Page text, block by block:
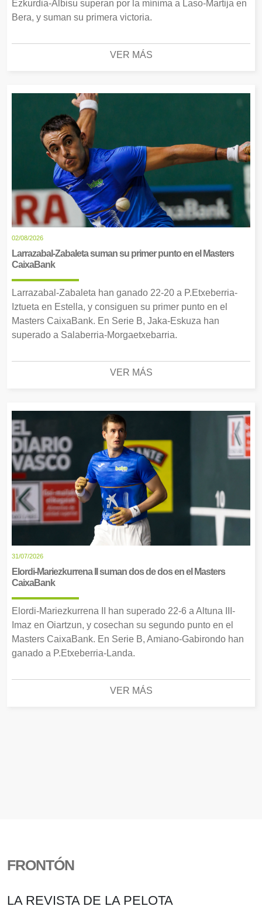
Ezkurdia-Albisu superan por la mínima a Laso-Martija en
Bera, y suman su primera victoria.
VER MÁS
02/08/2026
Larrazabal-Zabaleta suman su primer punto en el Masters
CaixaBank
Larrazabal-Zabaleta han ganado 22-20 a P.Etxeberria-
Iztueta en Estella, y consiguen su primer punto en el
Masters CaixaBank. En Serie B, Jaka-Eskuza han
superado a Salaberria-Morgaetxebarria.
VER MÁS
31/07/2026
Elordi-Mariezkurrena II suman dos de dos en el Masters
CaixaBank
Elordi-Mariezkurrena II han superado 22-6 a Altuna III-
Imaz en Oiartzun, y cosechan su segundo punto en el
Masters CaixaBank. En Serie B, Amiano-Gabirondo han
ganado a P.Etxeberria-Landa.
VER MÁS
FRONTÓN
LA REVISTA DE LA PELOTA